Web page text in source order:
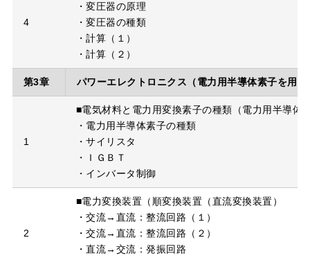
4
・変圧器の原理
・変圧器の種類
・計算（１）
・計算（２）
第3章 パワーエレクトロニクス（電力用半導体素子を用
1
■電気材料と電力用変換素子の種類（電力用半導体
・電力用半導体素子の種類
・サイリスタ
・ＩＧＢＴ
・インバータ制御
2
■電力変換装置（順変換装置（直流変換装置）
・交流→直流：整流回路（１）
・交流→直流：整流回路（２）
・直流→交流：発振回路